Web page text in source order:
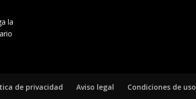
la
de privacidad Aviso legal Condiciones de uso